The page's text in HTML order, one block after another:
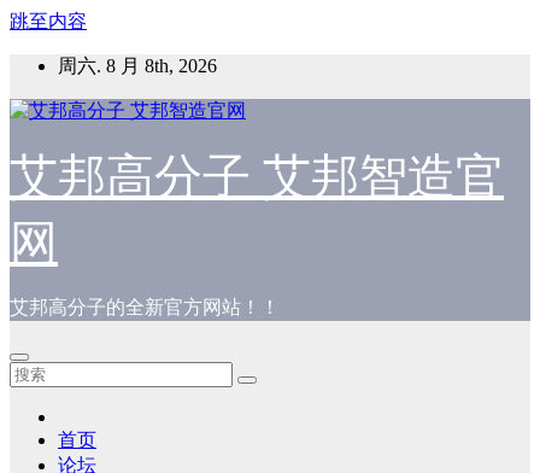
跳至内容
周六. 8 月 8th, 2026
艾邦高分子 艾邦智造官
网
艾邦高分子的全新官方网站！！
首页
论坛